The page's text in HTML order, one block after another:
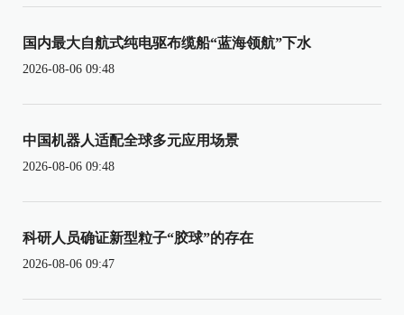
国内最大自航式纯电驱布缆船“蓝海领航”下水
2026-08-06 09:48
中国机器人适配全球多元应用场景
2026-08-06 09:48
科研人员确证新型粒子“胶球”的存在
2026-08-06 09:47